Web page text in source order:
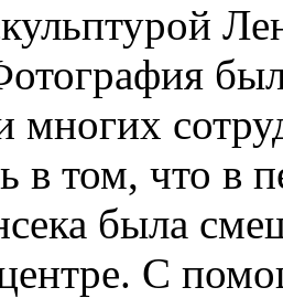
многих
в том, что в
была
С